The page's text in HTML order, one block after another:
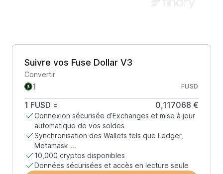
Suivre vos Fuse Dollar V3
Convertir
FUSD
1 FUSD = 0,117068 €
Connexion sécurisée d’Exchanges et mise à jour
automatique de vos soldes
Synchronisation des Wallets tels que Ledger,
Metamask ...
10,000 cryptos disponibles
Données sécurisées et accès en lecture seule